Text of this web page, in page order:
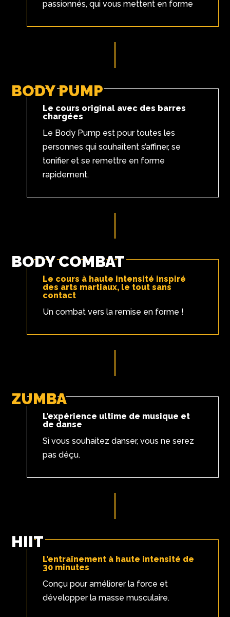
passionnés, qui vous mettent en forme
BODY PUMP
Le cours original avec des barres
chargées
Le Body Pump est pour toutes les
personnes qui souhaitent s’affiner, se
tonifier et se remettre en forme
rapidement.
BODY COMBAT
Le cours à haute intensité inspiré
des arts martiaux, le tout sans
contact
Un combat vers la remise en forme !
ZUMBA
L’expérience ultime de musique et
de danse
Si vous souhaitez danser, vous ne serez
pas déçu.
HIIT
L’entraînement à haute intensité de
30 minutes
Conçu pour améliorer la force et
développer la masse musculaire.